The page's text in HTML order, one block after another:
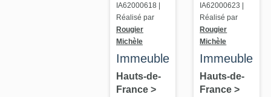
IA62000618 |
Réalisé par
Rougier
Michèle
Immeuble
Hauts-de-
France >
IA62000623 |
Réalisé par
Rougier
Michèle
Immeuble
Hauts-de-
France>